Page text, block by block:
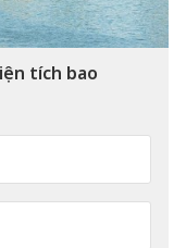
tích bao